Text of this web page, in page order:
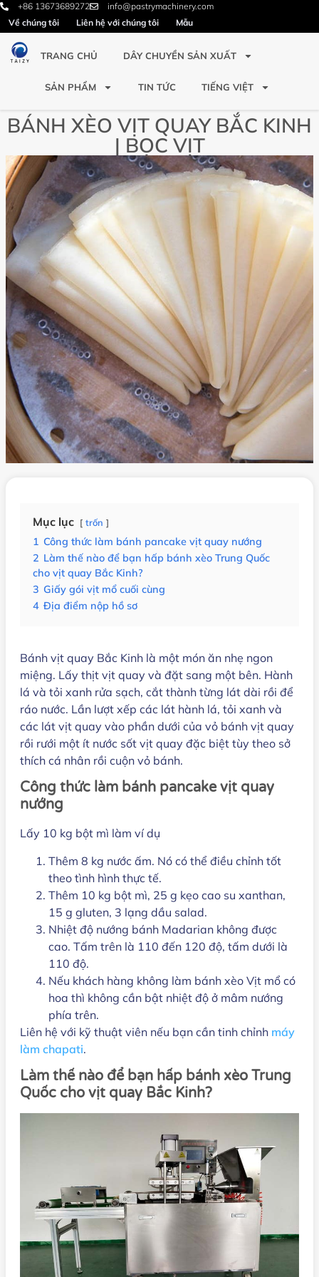
+86 13673689272
info@pastrymachinery.com
Về chúng tôi
Liên hệ với chúng tôi Mẫu
TRANG CHỦ DÂY CHUYỀN SẢN XUẤT
SẢN PHẨM TIN TỨC TIẾNG VIỆT
BÁNH XÈO VỊT QUAY BẮC KINH
| BỌC VỊT
Mục lục trốn
1 Công thức làm bánh pancake vịt quay nướng
2 Làm thế nào để bạn hấp bánh xèo Trung Quốc
cho vịt quay Bắc Kinh?
3 Giấy gói vịt mổ cuối cùng
4 Địa điểm nộp hồ sơ
Bánh vịt quay Bắc Kinh là một món ăn nhẹ ngon
miệng. Lấy thịt vịt quay và đặt sang một bên. Hành
lá và tỏi xanh rửa sạch, cắt thành từng lát dài rồi để
ráo nước. Lần lượt xếp các lát hành lá, tỏi xanh và
các lát vịt quay vào phần dưới của vỏ bánh vịt quay
rồi rưới một ít nước sốt vịt quay đặc biệt tùy theo sở
thích cá nhân rồi cuộn vỏ bánh.
Công thức làm bánh pancake vịt quay
nướng
Lấy 10 kg bột mì làm ví dụ
Thêm 8 kg nước ấm. Nó có thể điều chỉnh tốt
theo tình hình thực tế.
Thêm 10 kg bột mì, 25 g kẹo cao su xanthan,
15 g gluten, 3 lạng dầu salad.
Nhiệt độ nướng bánh Madarian không được
cao. Tấm trên là 110 đến 120 độ, tấm dưới là
110 độ.
Nếu khách hàng không làm bánh xèo Vịt mổ có
hoa thì không cần bật nhiệt độ ở mâm nướng
phía trên.
Liên hệ với kỹ thuật viên nếu bạn cần tinh chỉnh máy
làm chapati.
Làm thế nào để bạn hấp bánh xèo Trung
Quốc cho vịt quay Bắc Kinh?